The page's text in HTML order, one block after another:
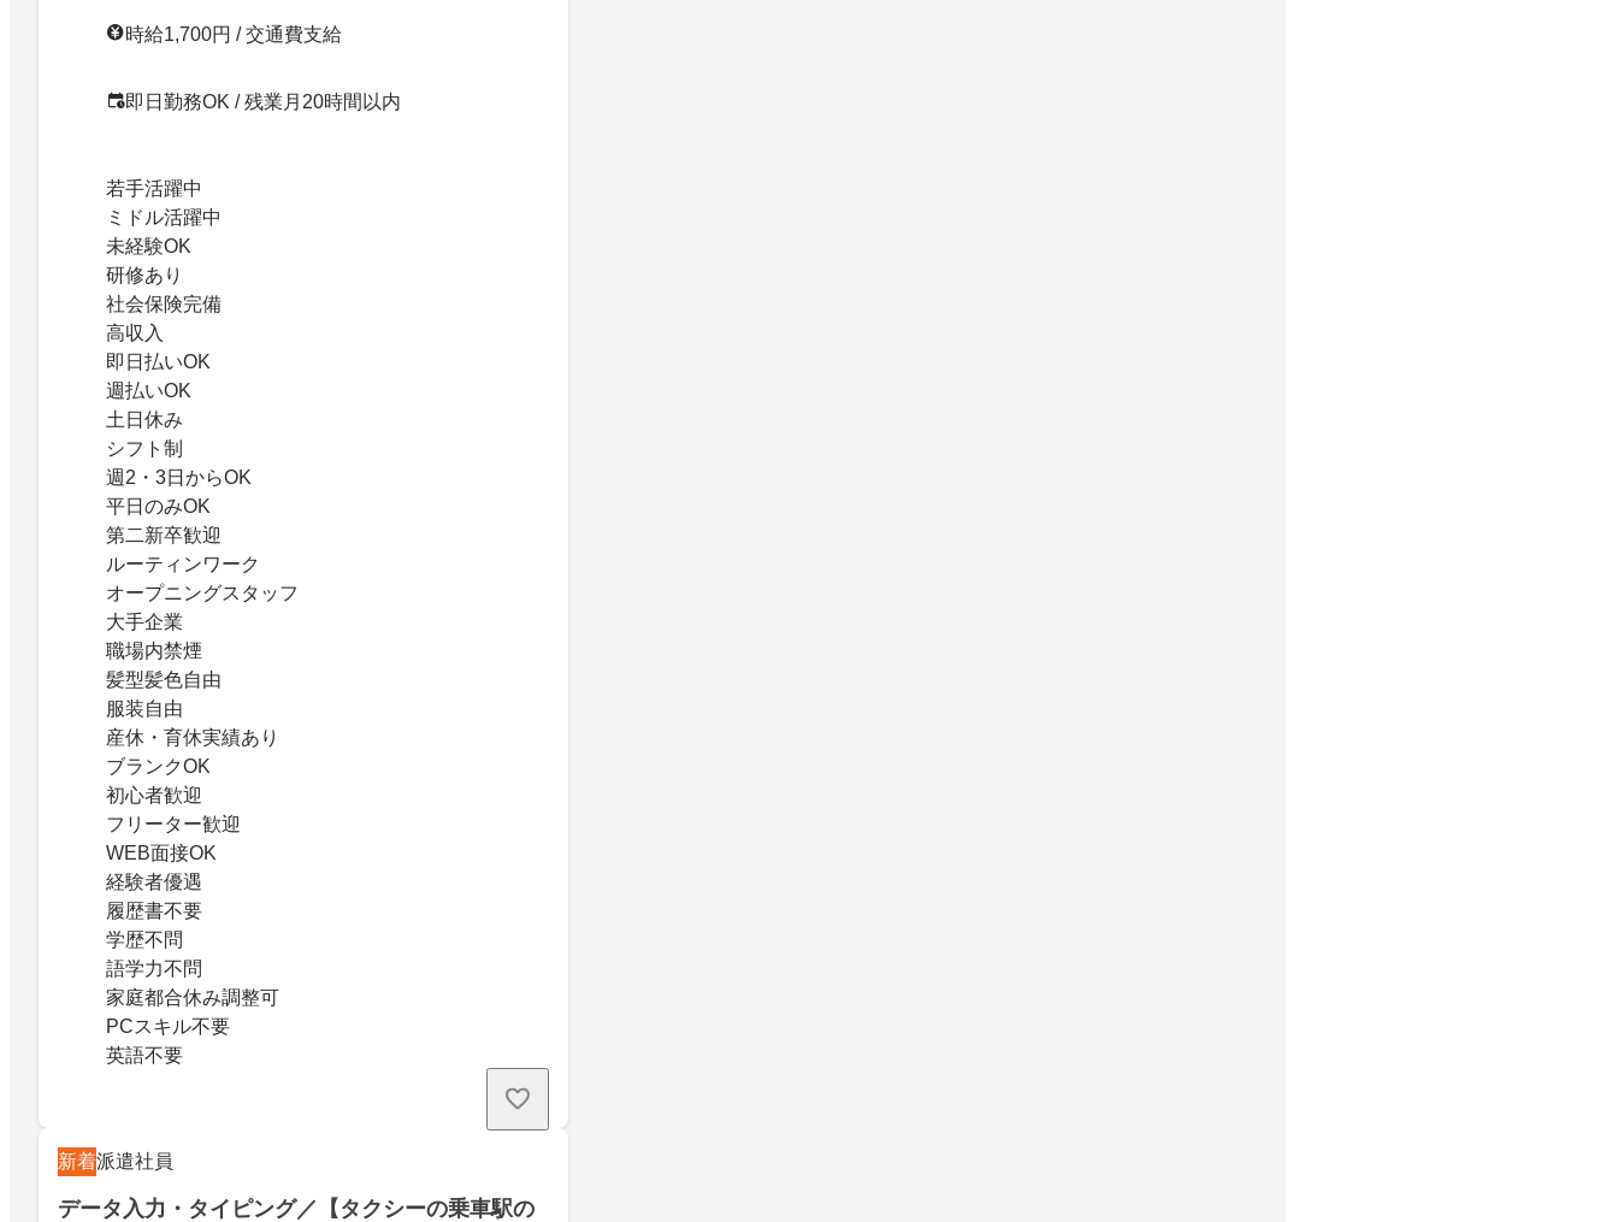
時給1,700円 / 交通費支給
即日勤務OK / 残業月20時間以内
若手活躍中
ミドル活躍中
未経験OK
研修あり
社会保険完備
高収入
即日払いOK
週払いOK
土日休み
シフト制
週2・3日からOK
平日のみOK
第二新卒歓迎
ルーティンワーク
オープニングスタッフ
大手企業
職場内禁煙
髪型髪色自由
服装自由
産休・育休実績あり
ブランクOK
初心者歓迎
フリーター歓迎
WEB面接OK
経験者優遇
履歴書不要
学歴不問
語学力不問
家庭都合休み調整可
PCスキル不要
英語不要
新着派遣社員
データ入力・タイピング／【タクシーの乗車駅の